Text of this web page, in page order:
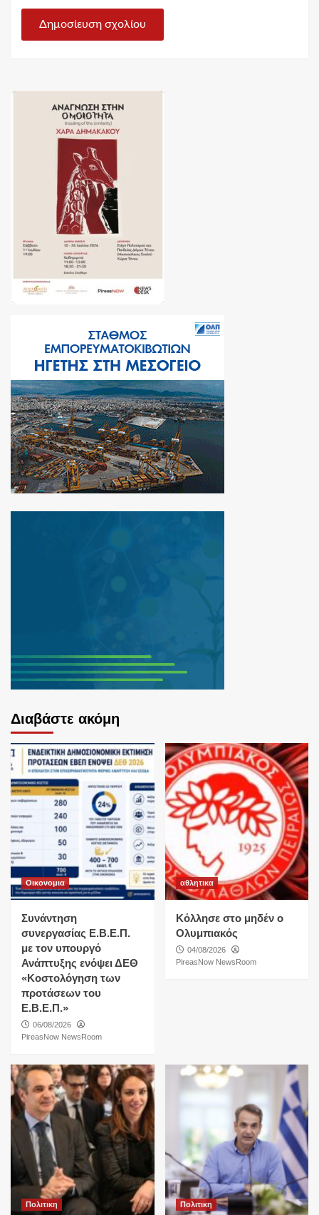
Διαβάστε ακόμη
Οικονομια
Συνάντηση
συνεργασίας Ε.Β.Ε.Π.
με τον υπουργό
Ανάπτυξης ενόψει ΔΕΘ
«Κοστολόγηση των
προτάσεων του
Ε.Β.Ε.Π.»
06/08/2026
PireasNow NewsRoom
αθλητικα
Κόλλησε στο μηδέν ο
Ολυμπιακός
04/08/2026
PireasNow NewsRoom
Πολιτικη Πολιτικη